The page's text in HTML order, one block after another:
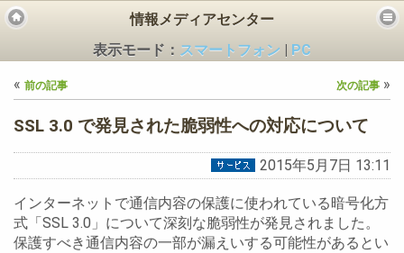
ス
情報メディアセンター
表示モード： スマートフォン
PC
« 前の記事 次の記事 »
SSL 3.0 で発見された脆弱性への対応について
2015年5月7日 13:11
インターネットで通信内容の保護に使われている暗号化方
式「SSL 3.0」について深刻な脆弱性が発見されました。
保護すべき通信内容の一部が漏えいする可能性があるとい